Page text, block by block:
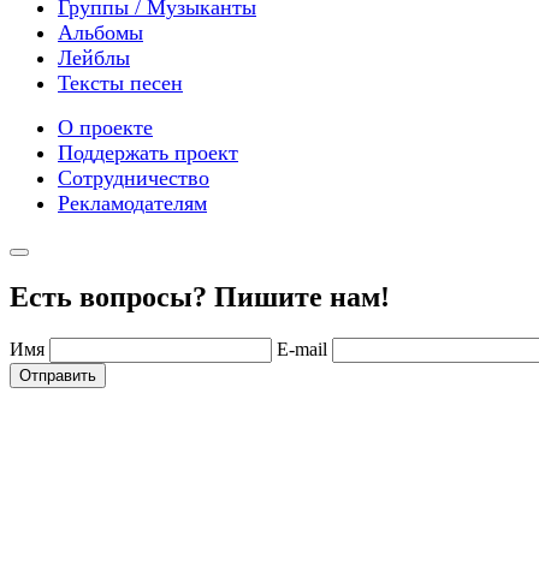
Группы / Музыканты
Альбомы
Лейблы
Тексты песен
О проекте
Поддержать проект
Сотрудничество
Рекламодателям
Есть вопросы? Пишите нам!
Имя E-mail